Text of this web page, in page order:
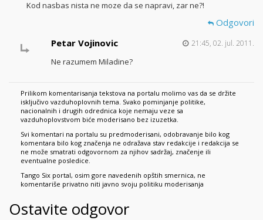
Kod nasbas nista ne moze da se napravi, zar ne?!
Odgovori
Petar Vojinovic
21:45, 02. jul. 2011.
Ne razumem Miladine?
Prilikom komentarisanja tekstova na portalu molimo vas da se držite
isključivo vazduhoplovnih tema. Svako pominjanje politike,
nacionalnih i drugih odrednica koje nemaju veze sa
vazduhoplovstvom biće moderisano bez izuzetka.
Svi komentari na portalu su predmoderisani, odobravanje bilo kog
komentara bilo kog značenja ne odražava stav redakcije i redakcija se
ne može smatrati odgovornom za njihov sadržaj, značenje ili
eventualne posledice.
Tango Six portal, osim gore navedenih opštih smernica, ne
komentariše privatno niti javno svoju politiku moderisanja
Ostavite odgovor